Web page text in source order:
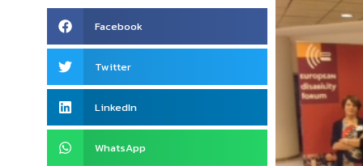
Facebook
Twitter
LinkedIn
WhatsApp